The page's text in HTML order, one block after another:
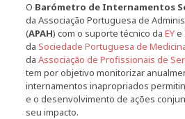
O Barómetro de Internamentos
da Associação Portuguesa de
(APAH) com o suporte técnico da EYe
da Sociedade Portuguesa de
da Associação de Profissionais de
tem por objetivo monitorizar
internamentos inapropriados
e o desenvolvimento de ações
seu impacto.